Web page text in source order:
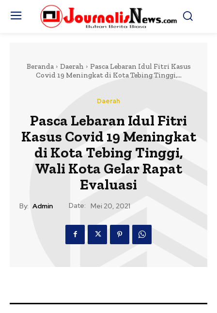
Beranda Daerah
Pasca Lebaran Idul Fitri Kasus
Covid 19 Meningkat di Kota Tebing Tinggi,...
Daerah
Pasca Lebaran Idul Fitri
Kasus Covid 19 Meningkat
di Kota Tebing Tinggi,
Wali Kota Gelar Rapat
Evaluasi
By: Admin Date: Mei 20, 2021